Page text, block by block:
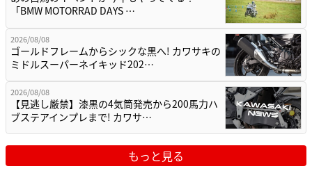
「BMW MOTORRAD DAYS …
2026/08/08
ゴールドフレームからシックな黒へ! カワサキの
ミドルスーパーネイキッド202…
2026/08/08
【見逃し厳禁】漆黒の4気筒発売から200馬力ハ
ブステアインプレまで! カワサ…
もっと見る